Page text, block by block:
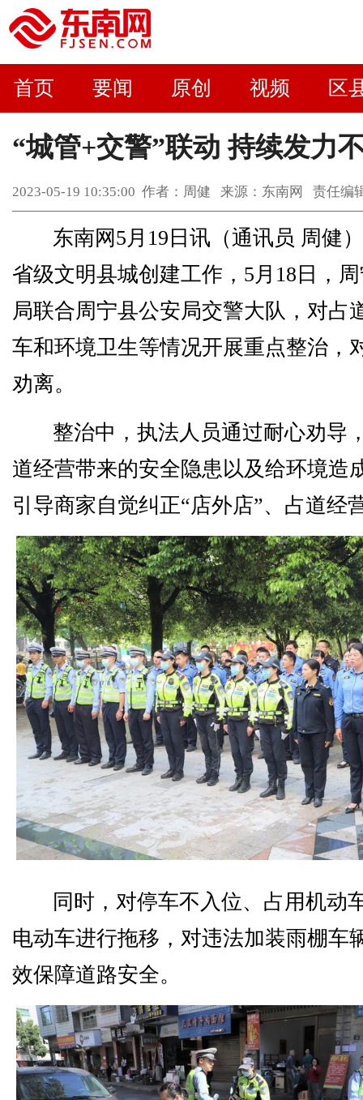
首页 要闻 原创 视频 区
“城管+交警”联动 持续发力
2023-05-19 10:35:00 作者：周健 来源：东南网 责任编
东南网5月19日讯（通讯员 周健
省级文明县城创建工作，5月18日，
局联合周宁县公安局交警大队，对占
车和环境卫生等情况开展重点整治，
劝离。
整治中，执法人员通过耐心劝导
道经营带来的安全隐患以及给环境造
引导商家自觉纠正“店外店”、占道经
同时，对停车不入位、占用机动
电动车进行拖移，对违法加装雨棚车
效保障道路安全。